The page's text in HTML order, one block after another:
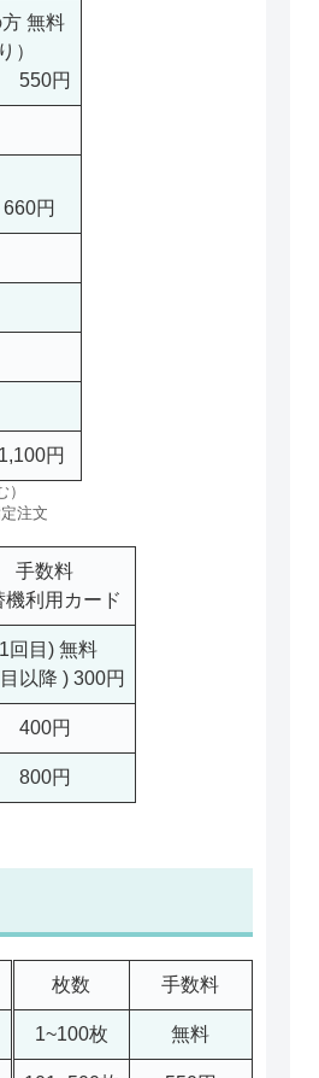
無料
）
550円
円
円
注文
手数料
機利用カード
回目) 無料
以降 ) 300円
400円
800円
枚数 手数料
1~100枚 無料